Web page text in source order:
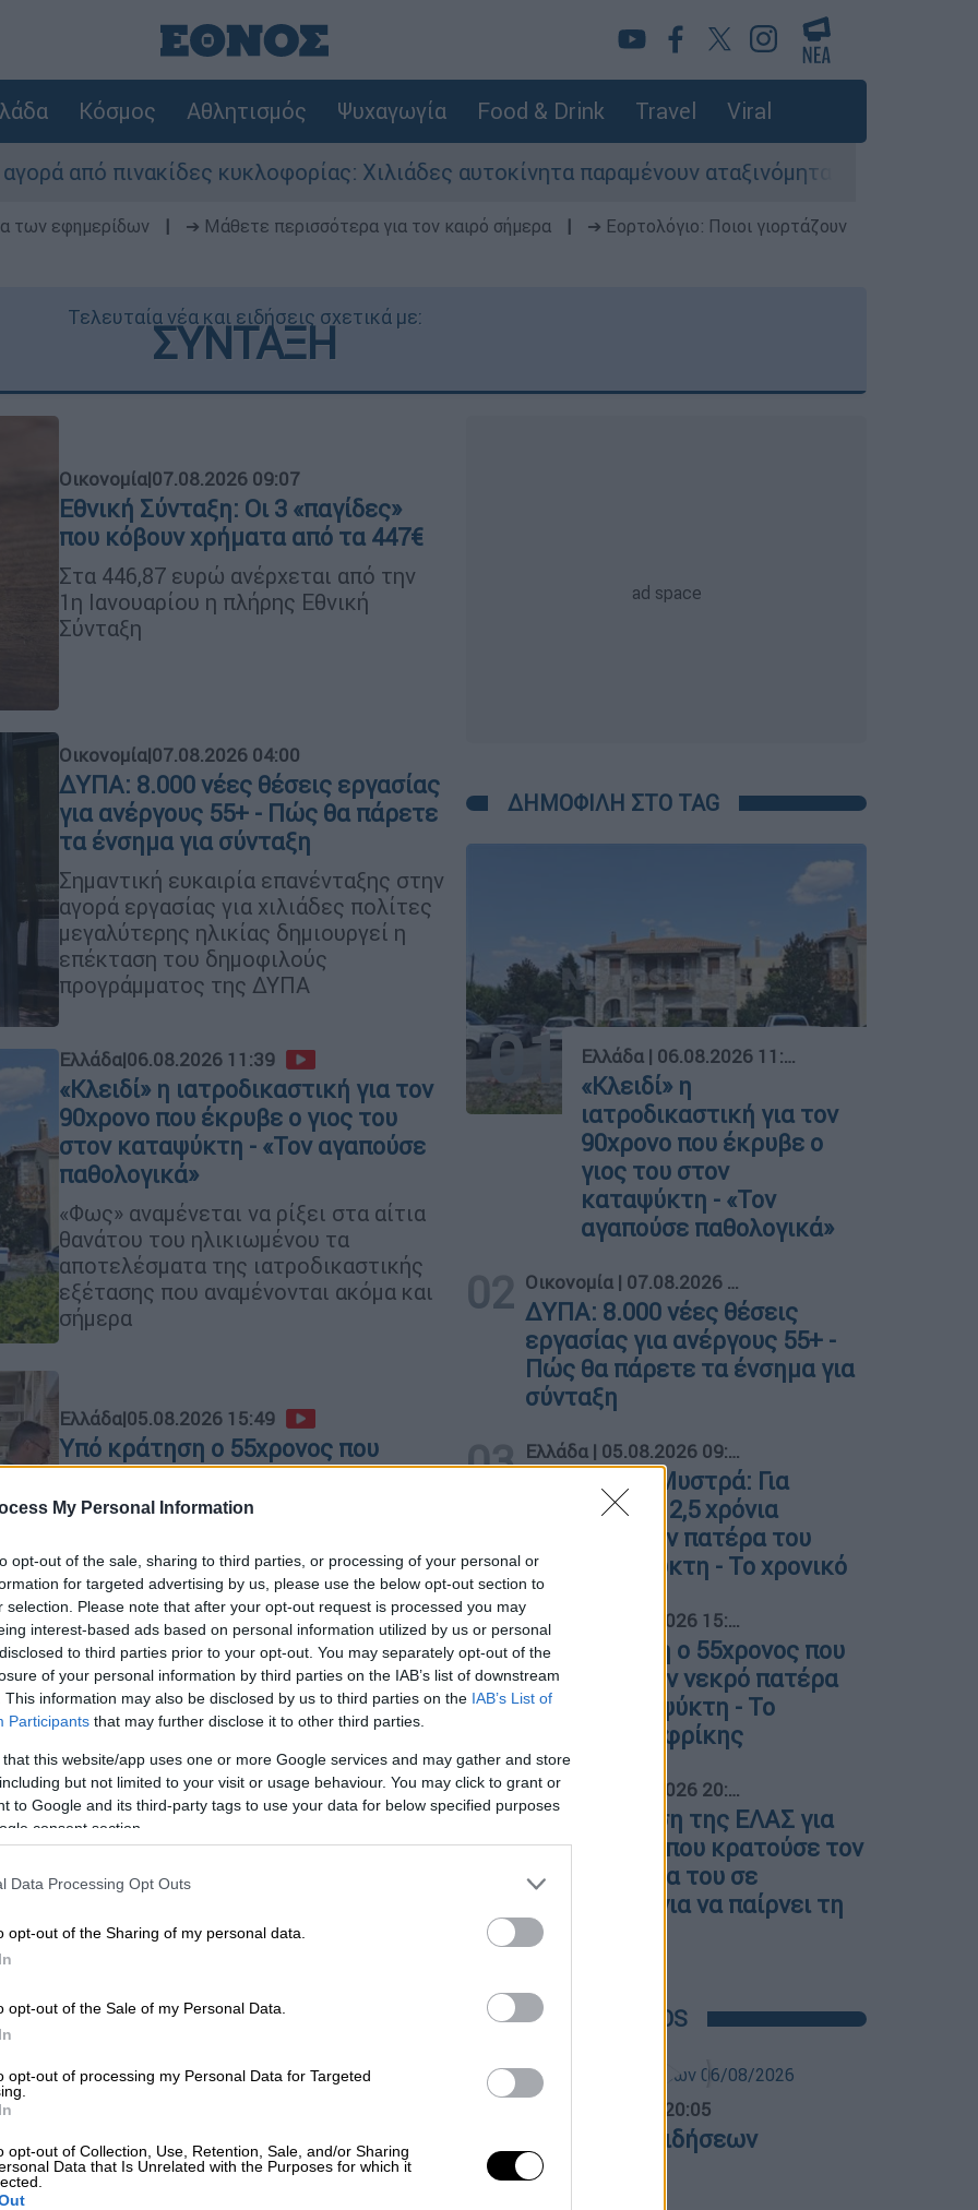
My Personal Information
opt-out of the sale, sharing to third parties, or processing of your personal or
for targeted advertising by us, please use the below opt-out section to
selection. Please note that after your opt-out request is processed you may
interest-based ads based on personal information utilized by us or personal
to third parties prior to your opt-out. You may separately opt-out of the
of your personal information by third parties on the IAB’s list of downstream
This information may also be disclosed by us to third parties on the IAB’s List of
Participants that may further disclose it to other third parties.
that this website/app uses one or more Google services and may gather and store
but not limited to your visit or usage behaviour. You may click to grant or
to Google and its third-party tags to use your data for below specified purposes
consent section.
Data Processing Opt Outs
opt-out of the Sharing of my personal data.
opt-out of the Sale of my Personal Data.
opt-out of processing my Personal Data for Targeted
opt-out of Collection, Use, Retention, Sale, and/or Sharing
Data that Is Unrelated with the Purposes for which it
Κόσμος Αθλητισμός Ψυχαγωγία Food & Drink Travel Viral
κυκλοφορίας: Χιλιάδες αυτοκίνητα παραμένουν αταξινόμητα - Λύση αναζητά το υπουργείο
των εφημερίδων ➔ Μάθετε περισσότερα για τον καιρό σήμερα
➔ Εορτολόγιο: Ποιοι γιορτάζουν
Τελευταία νέα και ειδήσεις σχετικά με:
ΣΥΝΤΑΞΗ
Οικονομία|07.08.2026 09:07
Εθνική Σύνταξη: Οι 3 «παγίδες»
που κόβουν χρήματα από τα 447€
Στα 446,87 ευρώ ανέρχεται από την
1η Ιανουαρίου η πλήρης Εθνική
Σύνταξη
Οικονομία|07.08.2026 04:00
ΔΥΠΑ: 8.000 νέες θέσεις εργασίας
για ανέργους 55+ - Πώς θα πάρετε
τα ένσημα για σύνταξη
Σημαντική ευκαιρία επανένταξης στην
αγορά εργασίας για χιλιάδες πολίτες
μεγαλύτερης ηλικίας δημιουργεί η
επέκταση του δημοφιλούς
προγράμματος της ΔΥΠΑ
Ελλάδα|06.08.2026 11:39
«Κλειδί» η ιατροδικαστική για τον
90χρονο που έκρυβε ο γιος του
στον καταψύκτη - «Τον αγαπούσε
παθολογικά»
«Φως» αναμένεται να ρίξει στα αίτια
θανάτου του ηλικιωμένου τα
αποτελέσματα της ιατροδικαστικής
εξέτασης που αναμένονται ακόμα και
σήμερα
Ελλάδα|05.08.2026 15:49
Υπό κράτηση ο 55χρονος που
κρατούσε τον νεκρό πατέρα του
σε καταψύκτη - Το χρονικό της
Ισχυρίστηκε πως το έκανε για να
εισπράττει τη σύνταξη
Ελλάδα |05.08.2026 09:10
Φρίκη στον Μυστρά: Για
τουλάχιστον 2,5 χρόνια κρατούσε
τον πατέρα του στον καταψύκτη -
Το χρονικό
Το χρονικό της αποκάλυψης και τα
Η ανακοίνωση της ΕΛΑΣ για τον
παίρνει τη σύνταξή του
ΔΗΜΟΦΙΛΗ ΣΤΟ TAG
01 Ελλάδα | 06.08.2026 11:39
«Κλειδί» η
ιατροδικαστική για τον
90χρονο που έκρυβε ο
γιος του στον
καταψύκτη - «Τον
αγαπούσε παθολογικά»
02 Οικονομία | 07.08.2026 04:00
ΔΥΠΑ: 8.000 νέες θέσεις
εργασίας για ανέργους 55+ -
Πώς θα πάρετε τα ένσημα για
σύνταξη
03 Ελλάδα | 05.08.2026 09:10
Φρίκη στον Μυστρά: Για
τουλάχιστον 2,5 χρόνια
κρατούσε τον πατέρα του
στον καταψύκτη - Το χρονικό
04 Ελλάδα 05.08.2026 15:49
Υπό κράτηση ο 55χρονος που
κρατούσε τον νεκρό πατέρα
του σε καταψύκτη - Το
χρονικό της φρίκης
05 Ελλάδα 04.08.2026 20:14
Η ανακοίνωση της ΕΛΑΣ για
τον 55χρονο που κρατούσε τον
νεκρό πατέρα του σε
καταψύκτη για να παίρνει τη
σύνταξή του
POPULAR VIDEOS
06.08.2026 20:05
Κεντρικό δελτίο ειδήσεων
06/08/2026